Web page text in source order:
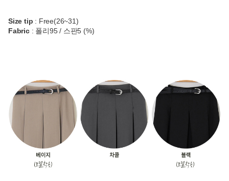
Size tip : Free(26~31)
Fabric: 폴리95 / 스판5 (%)